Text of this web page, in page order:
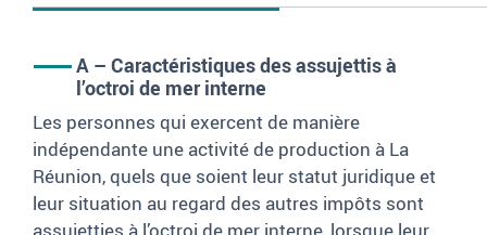
A – Caractéristiques des assujettis à
l’octroi de mer interne
Les personnes qui exercent de manière
indépendante une activité de production à La
Réunion, quels que soient leur statut juridique et
leur situation au regard des autres impôts sont